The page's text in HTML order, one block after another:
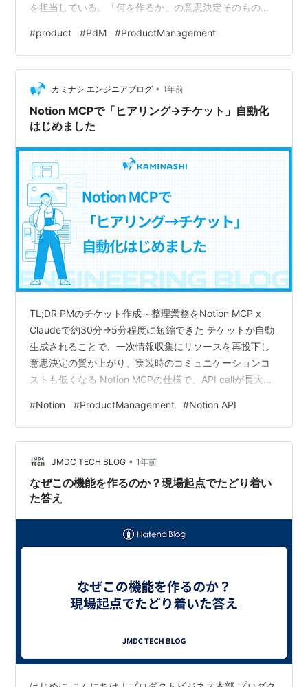
を担当している。「何を作るか」の意思決定そのものを
めていかなきゃいけない。 まず仮説を立てた 課題を定義
して、解決策を考えて、それが数字に効くはずだという
仮説を立てた。定量データも見たし、市場の情報も調べ
た。ロジックとしてはまぁそれっぽい。技術的にも実現
できそう。 ただ、このプロダクトを使うであろう現場の
人たちが本当にこれを必要としているの…
#product #PdM #ProductManagement
カミナシ エンジニアブログ • 1年前
Notion MCPで「ヒアリング→チケット」自動化
はじめました
TL;DR PMのチケット作成～整理業務をNotion MCP x
Claudeで約30分→5分程度に短縮できた チケットが自動
生成されることで、一次情報収集にリソースを再投下し
意思決定の質が上がり、実装時のコミュニケーションコ
ストも低くなる Notion MCPの仕様で、API callが長大に
limitにも達しやすいなど一部欠点もある アウトカムを出
すために重要なのは、「何を作るか」ではなく「何を作
らないか」を見極めることなので、人間はそこに注力す
べき 自己紹介 カミナシ StatHack カンパニーCEOの松葉
です。 6月にカミ…
#Notion #ProductManagement #Notion API
JMDC TECH BLOG • 1年前
なぜこの機能を作るのか？現場起点でたどり着い
た答え